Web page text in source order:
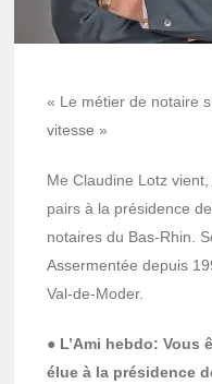
« Le métier de notaire
vitesse »
Me Claudine Lotz
pairs à la présidence
notaires du Bas-Rhin.
Assermentée depuis
Val-de-Moder.
● L’Ami hebdo: Vous
élue à la présidence